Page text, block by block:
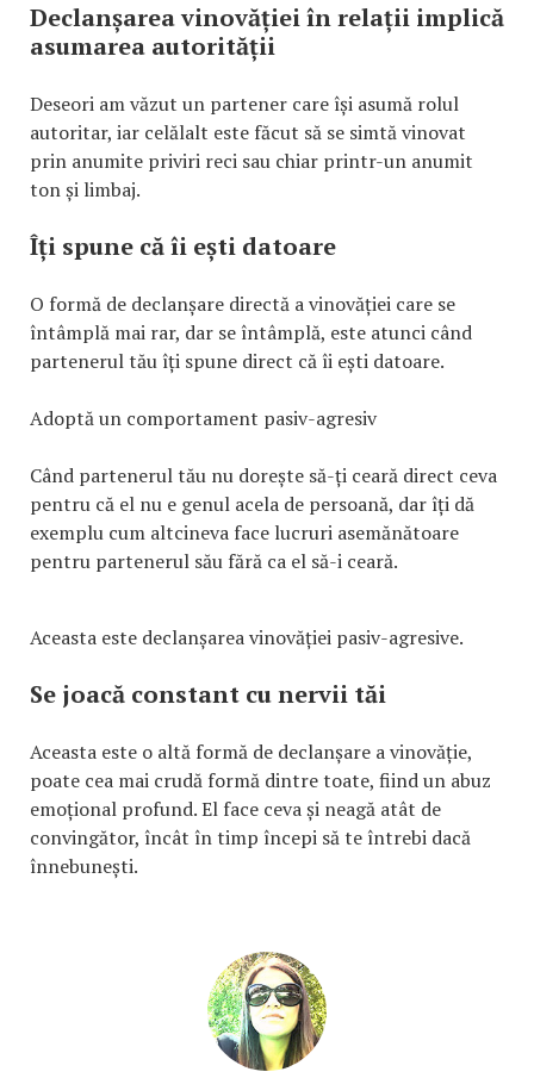
Declanșarea vinovăției în relații implică
asumarea autorității
Deseori am văzut un partener care își asumă rolul
autoritar, iar celălalt este făcut să se simtă vinovat
prin anumite priviri reci sau chiar printr-un anumit
ton și limbaj.
Îți spune că îi ești datoare
O formă de declanșare directă a vinovăției care se
întâmplă mai rar, dar se întâmplă, este atunci când
partenerul tău îți spune direct că îi ești datoare.
Adoptă un comportament pasiv-agresiv
Când partenerul tău nu dorește să-ți ceară direct ceva
pentru că el nu e genul acela de persoană, dar îți dă
exemplu cum altcineva face lucruri asemănătoare
pentru partenerul său fără ca el să-i ceară.
Aceasta este declanșarea vinovăției pasiv-agresive.
Se joacă constant cu nervii tăi
Aceasta este o altă formă de declanșare a vinovăție,
poate cea mai crudă formă dintre toate, fiind un abuz
emoțional profund. El face ceva și neagă atât de
convingător, încât în timp începi să te întrebi dacă
înnebunești.